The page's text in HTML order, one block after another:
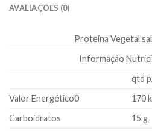
AVALIAÇÕES (0)
Proteína Vegetal
Informação
qtd
Valor Energético0
170
Carboidratos
15 g